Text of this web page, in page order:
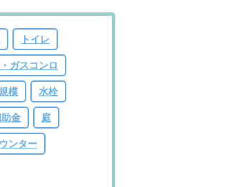
トイレ
ガスコンロ
模 水栓
金 庭
ンター